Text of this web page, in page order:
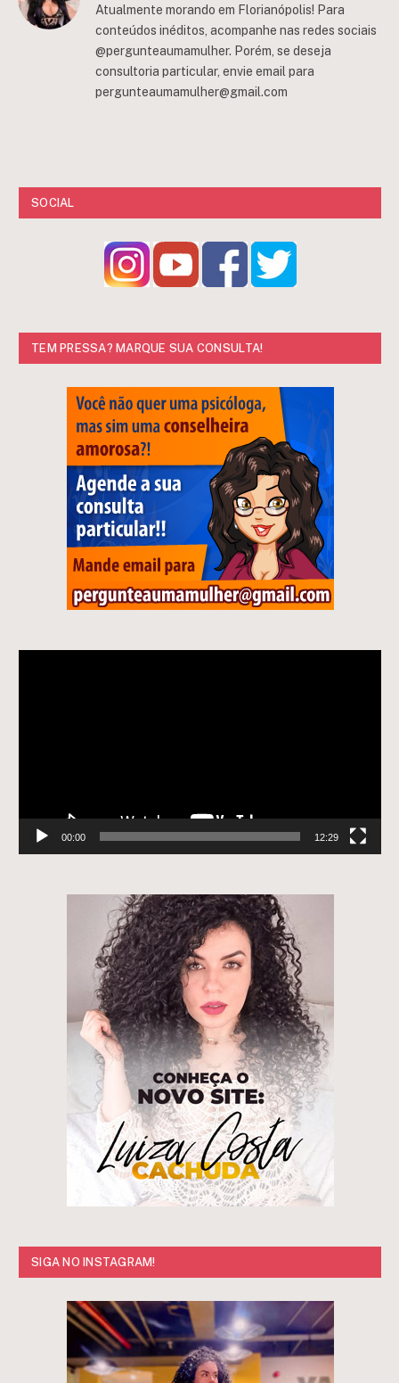
Atualmente morando em Florianópolis! Para
conteúdos inéditos, acompanhe nas redes sociais
@pergunteaumamulher. Porém, se deseja
consultoria particular, envie email para
pergunteaumamulher@gmail.com
SOCIAL
TEM PRESSA? MARQUE SUA CONSULTA!
00:00 12:29
SIGA NO INSTAGRAM!